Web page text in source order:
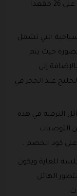
التي تحتوي عليها الطائرة حيث تحتوي على 26 مقعدا
التي تشمل
حيث يتم
إلى
عند الحجز في
الترفيه في هذه
التوصيات
كود الخصم .
للغاية ويكون
الهائل